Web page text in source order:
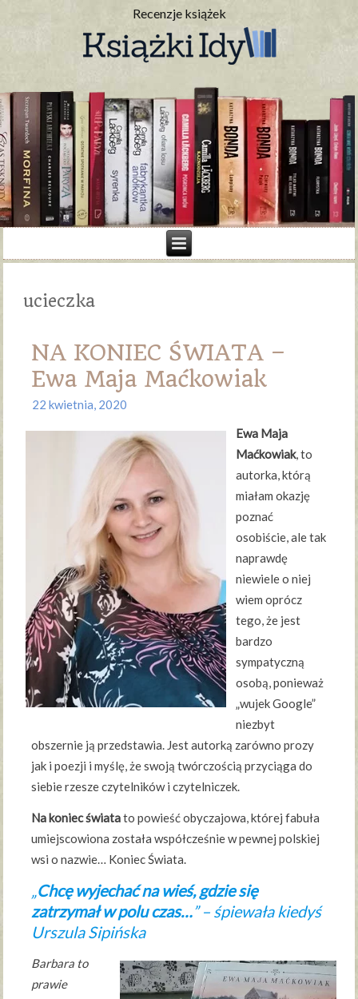
Recenzje książek
ucieczka
NA KONIEC ŚWIATA –
Ewa Maja Maćkowiak
22 kwietnia, 2020
Ewa Maja
Maćkowiak, to
autorka, którą
miałam okazję
poznać
osobiście, ale tak
naprawdę
niewiele o niej
wiem oprócz
tego, że jest
bardzo
sympatyczną
osobą, ponieważ
„wujek Google”
niezbyt
obszernie ją przedstawia. Jest autorką zarówno prozy
jak i poezji i myślę, że swoją twórczością przyciąga do
siebie rzesze czytelników i czytelniczek.
Na koniec światato powieść obyczajowa, której fabuła
umiejscowiona została współcześnie w pewnej polskiej
wsi o nazwie… Koniec Świata.
„Chcę wyjechać na wieś, gdzie się
zatrzymał w polu czas…” – śpiewała kiedyś
Urszula Sipińska
Barbara to
prawie